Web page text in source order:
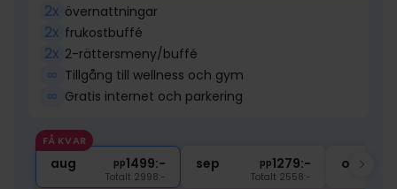
2x övernattningar
2x frukostbuffé
2x 2-rättersmeny/buffé
∞ Tillgång till wellness och gym
∞ Gratis internet och parkering
FÅ KVAR
aug pp1499:-
Totalt 2998:-
sep pp1279:-
Totalt 2558:-
okt